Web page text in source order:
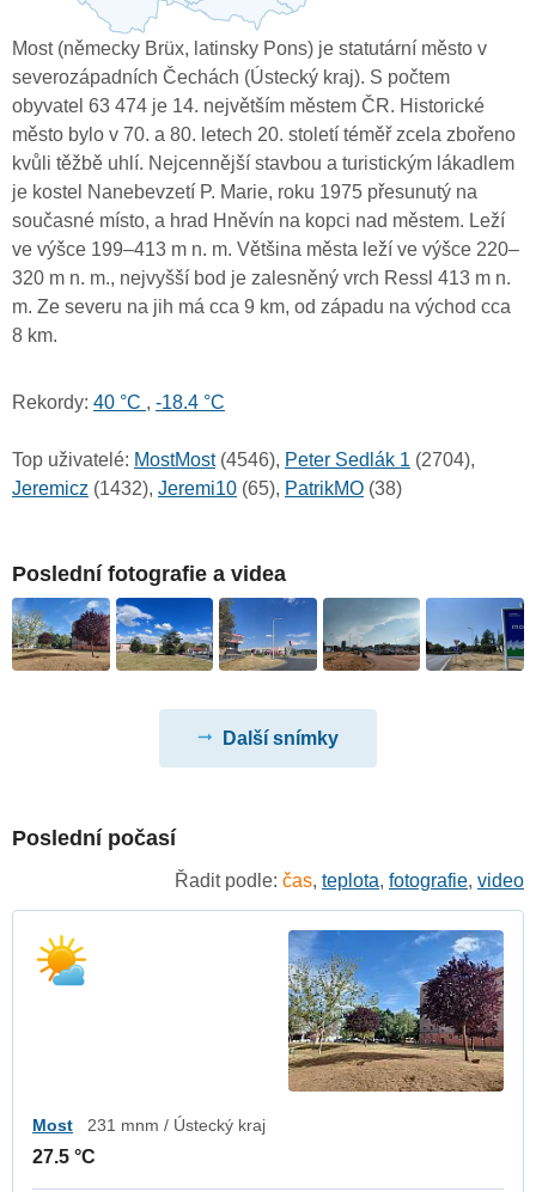
Most (německy Brüx, latinsky Pons) je statutární město v
severozápadních Čechách (Ústecký kraj). S počtem
obyvatel 63 474 je 14. největším městem ČR. Historické
město bylo v 70. a 80. letech 20. století téměř zcela zbořeno
kvůli těžbě uhlí. Nejcennější stavbou a turistickým lákadlem
je kostel Nanebevzetí P. Marie, roku 1975 přesunutý na
současné místo, a hrad Hněvín na kopci nad městem. Leží
ve výšce 199–413 m n. m. Většina města leží ve výšce 220–
320 m n. m., nejvyšší bod je zalesněný vrch Ressl 413 m n.
m. Ze severu na jih má cca 9 km, od západu na východ cca
8 km.
Rekordy: 40 °C , -18.4 °C
Top uživatelé: MostMost(4546), Peter Sedlák 1 (2704),
Jeremicz (1432), Jeremi10 (65), PatrikMO (38)
Poslední fotografie a videa
Další snímky
Poslední počasí
Řadit podle: čas, teplota, fotografie, video
Most 231 mnm / Ústecký kraj
27.5 °C